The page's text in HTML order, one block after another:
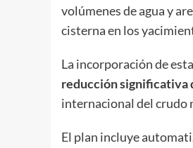
volúmenes de agua y
cisterna en los
La incorporación de
reducción significativa
internacional del crudo
El plan incluye